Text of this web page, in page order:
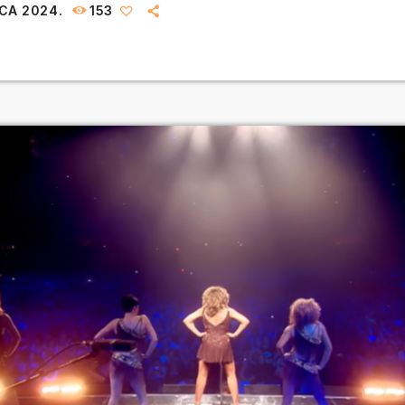
između stranih i domaćih, a na kraju ove […]
2024. 153